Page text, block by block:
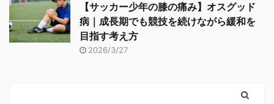
【サッカー少年の膝の痛み】オスグッド
病｜成長期でも競技を続けながら緩和を
目指す考え方
2026/3/27